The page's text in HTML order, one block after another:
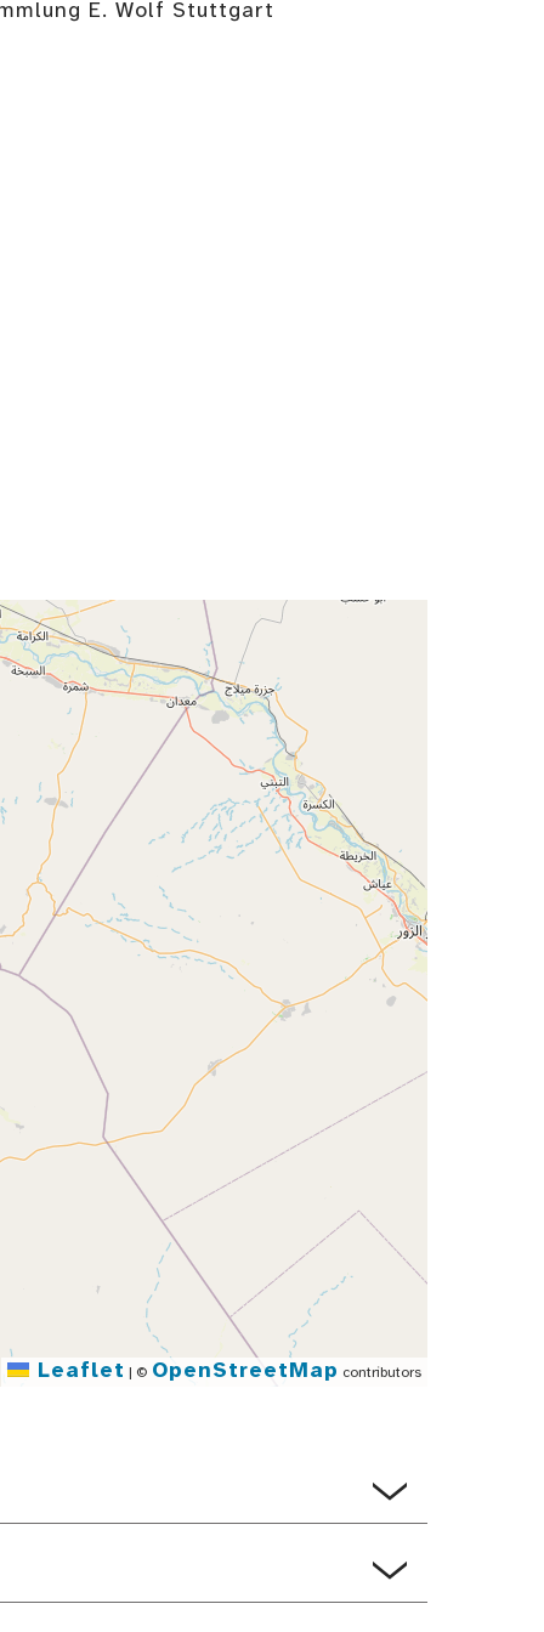
E. Wolf Stuttgart
Leaflet © OpenStreetMap contributors